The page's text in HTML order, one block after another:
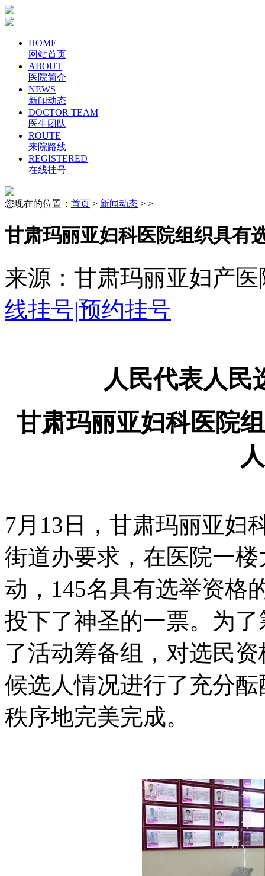
HOME
网站首页
ABOUT
医院简介
NEWS
新闻动态
DOCTOR TEAM
医生团队
ROUTE
来院路线
REGISTERED
在线挂号
您现在的位置： 首页 > 新闻动态 > >
甘肃玛丽亚妇科医院组织具有
来源：甘肃玛丽亚妇产
线挂号|预约挂号
人民代表人民
甘肃玛丽亚妇科医院
7月13日，甘肃玛丽亚妇
街道办要求，在医院一
动，145名具有选举资格
投下了神圣的一票。为
了活动筹备组，对选民
候选人情况进行了充分
秩序地完美完成。